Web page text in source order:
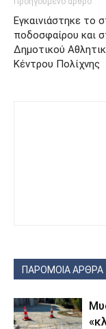
Εγκαινιάστηκε το
ποδοσφαίρου και
Δημοτικού
Κέντρου Πολίχνης
ΠΑΡΟΜΟΙΑ ΑΡΘΡΑ